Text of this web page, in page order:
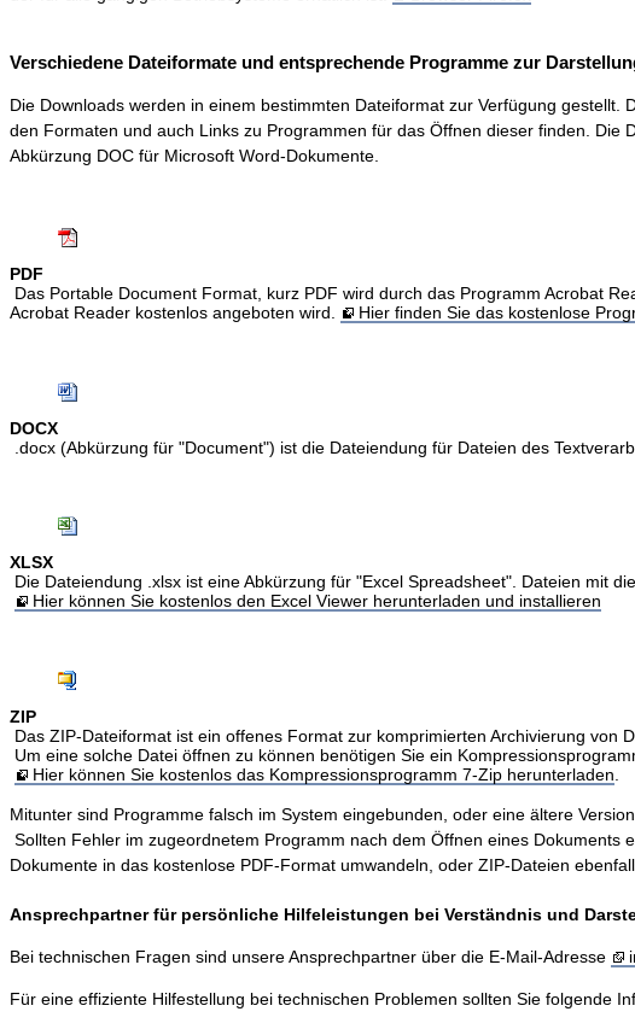
Verschiedene Dateiformate und entsprechende Programme zur
Die Downloads werden in einem bestimmten Dateiformat zur Verfügung
den Formaten und auch Links zu Programmen für das Öffnen dieser finden.
Abkürzung DOC für Microsoft Word-Dokumente.
PDF
Das Portable Document Format, kurz PDF wird durch das Programm Acrobat
Acrobat Reader kostenlos angeboten wird.
Hier finden Sie das kostenlose
DOCX
.docx (Abkürzung für "Document") ist die Dateiendung für Dateien des
XLSX
Die Dateiendung .xlsx ist eine Abkürzung für "Excel Spreadsheet". Dateien mit
Hier können Sie kostenlos den Excel Viewer herunterladen und installieren
ZIP
Das ZIP-Dateiformat ist ein offenes Format zur komprimierten Archivierung von
Um eine solche Datei öffnen zu können benötigen Sie ein
Hier können Sie kostenlos das Kompressionsprogramm 7-Zip herunterladen.
Mitunter sind Programme falsch im System eingebunden, oder eine ältere
Sollten Fehler im zugeordnetem Programm nach dem Öffnen eines
Dokumente in das kostenlose PDF-Format umwandeln, oder ZIP-Dateien
Ansprechpartner für persönliche Hilfeleistungen bei Verständnis und
Bei technischen Fragen sind unsere Ansprechpartner über die E-Mail-Adresse
Für eine effiziente Hilfestellung bei technischen Problemen sollten Sie folgende